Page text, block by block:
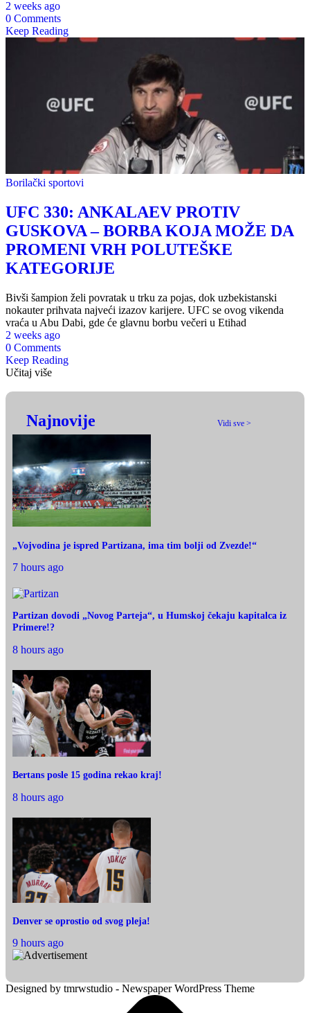
2 weeks ago
0 Comments
Keep Reading
Borilački sportovi
UFC 330: ANKALAEV PROTIV
GUSKOVA – BORBA KOJA MOŽE DA
PROMENI VRH POLUTEŠKE
KATEGORIJE
Bivši šampion želi povratak u trku za pojas, dok uzbekistanski
nokauter prihvata najveći izazov karijere. UFC se ovog vikenda
vraća u Abu Dabi, gde će glavnu borbu večeri u Etihad
2 weeks ago
0 Comments
Keep Reading
Učitaj više
Najnovije Vidi sve >
„Vojvodina je ispred Partizana, ima tim bolji od Zvezde!“
7 hours ago
Partizan dovodi „Novog Parteja“, u Humskoj čekaju kapitalca iz
Primere!?
8 hours ago
Bertans posle 15 godina rekao kraj!
8 hours ago
Denver se oprostio od svog pleja!
9 hours ago
Designed by tmrwstudio - Newspaper WordPress Theme